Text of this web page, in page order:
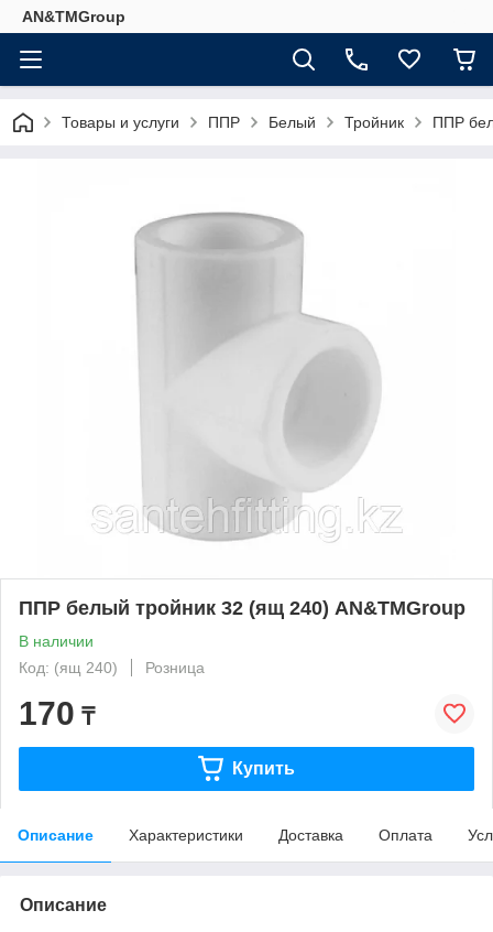
AN&TMGroup
Товары и услуги ППР Белый Тройник ППР
ППР белый тройник 32 (ящ 240) AN&TMGroup
В наличии
Код: (ящ 240)
Розница
170 ₸
Купить
Описание Характеристики Доставка Оплата
Описание